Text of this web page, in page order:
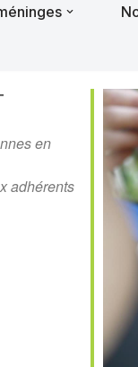
en
adhérents